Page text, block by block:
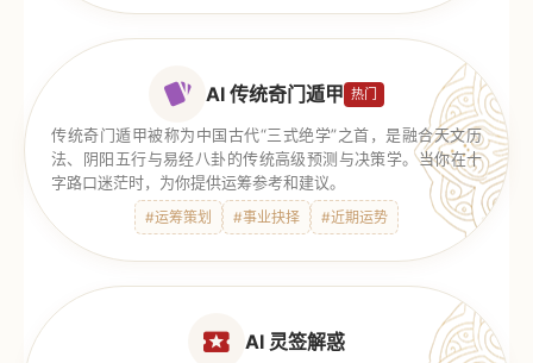
AI 传统奇门遁甲 热门
传统奇门遁甲被称为中国古代“三式绝学”之首，是融合天文历
法、阴阳五行与易经八卦的传统高级预测与决策学。当你在十
字路口迷茫时，为你提供运筹参考和建议。
#运筹策划 #事业抉择 #近期运势
AI 灵签解惑